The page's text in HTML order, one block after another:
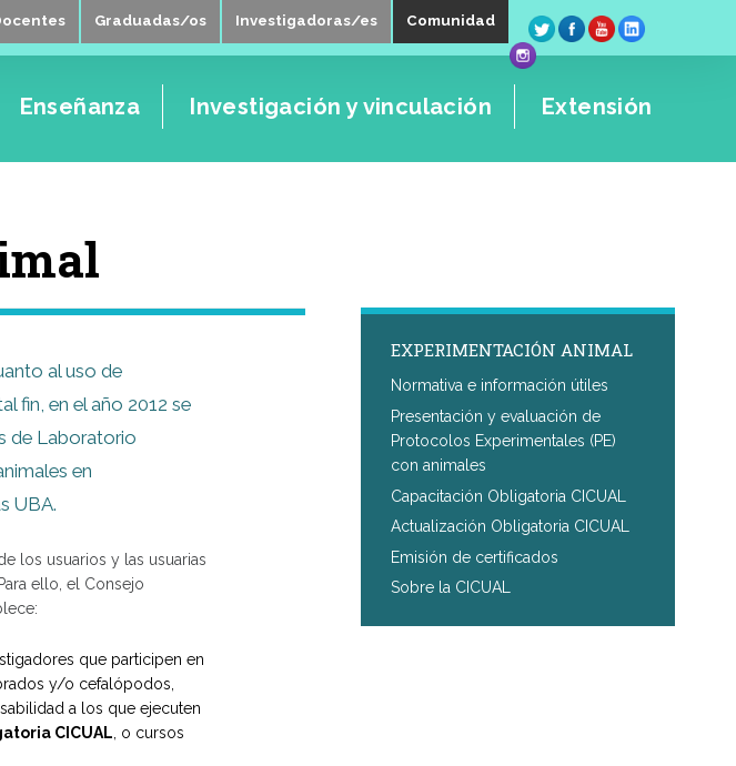
Graduadas/os Investigadoras/es Comunidad
Enseñanza Investigación y vinculación Extensión
al uso de
fin, en el año 2012 se
de Laboratorio
en
UBA.
los usuarios y las usuarias
ello, el Consejo
que participen en
y/o cefalópodos,
a los que ejecuten
CICUAL , o cursos
EXPERIMENTACIÓN ANIMAL
Normativa e información útiles
Presentación y evaluación de
Protocolos Experimentales (PE)
con animales
Capacitación Obligatoria CICUAL
Actualización Obligatoria CICUAL
Emisión de certificados
Sobre la CICUAL